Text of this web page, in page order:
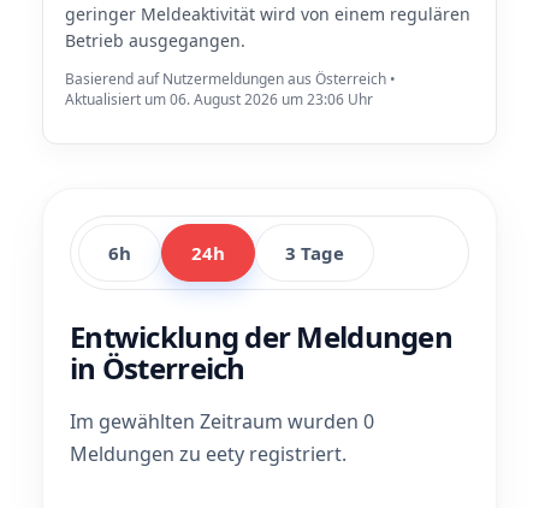
geringer Meldeaktivität wird von einem regulären
Betrieb ausgegangen.
Basierend auf Nutzermeldungen aus Österreich •
Aktualisiert um 06. August 2026 um 23:06 Uhr
6h 24h 3 Tage
Entwicklung der Meldungen
in Österreich
Im gewählten Zeitraum wurden 0
Meldungen zu eety registriert.